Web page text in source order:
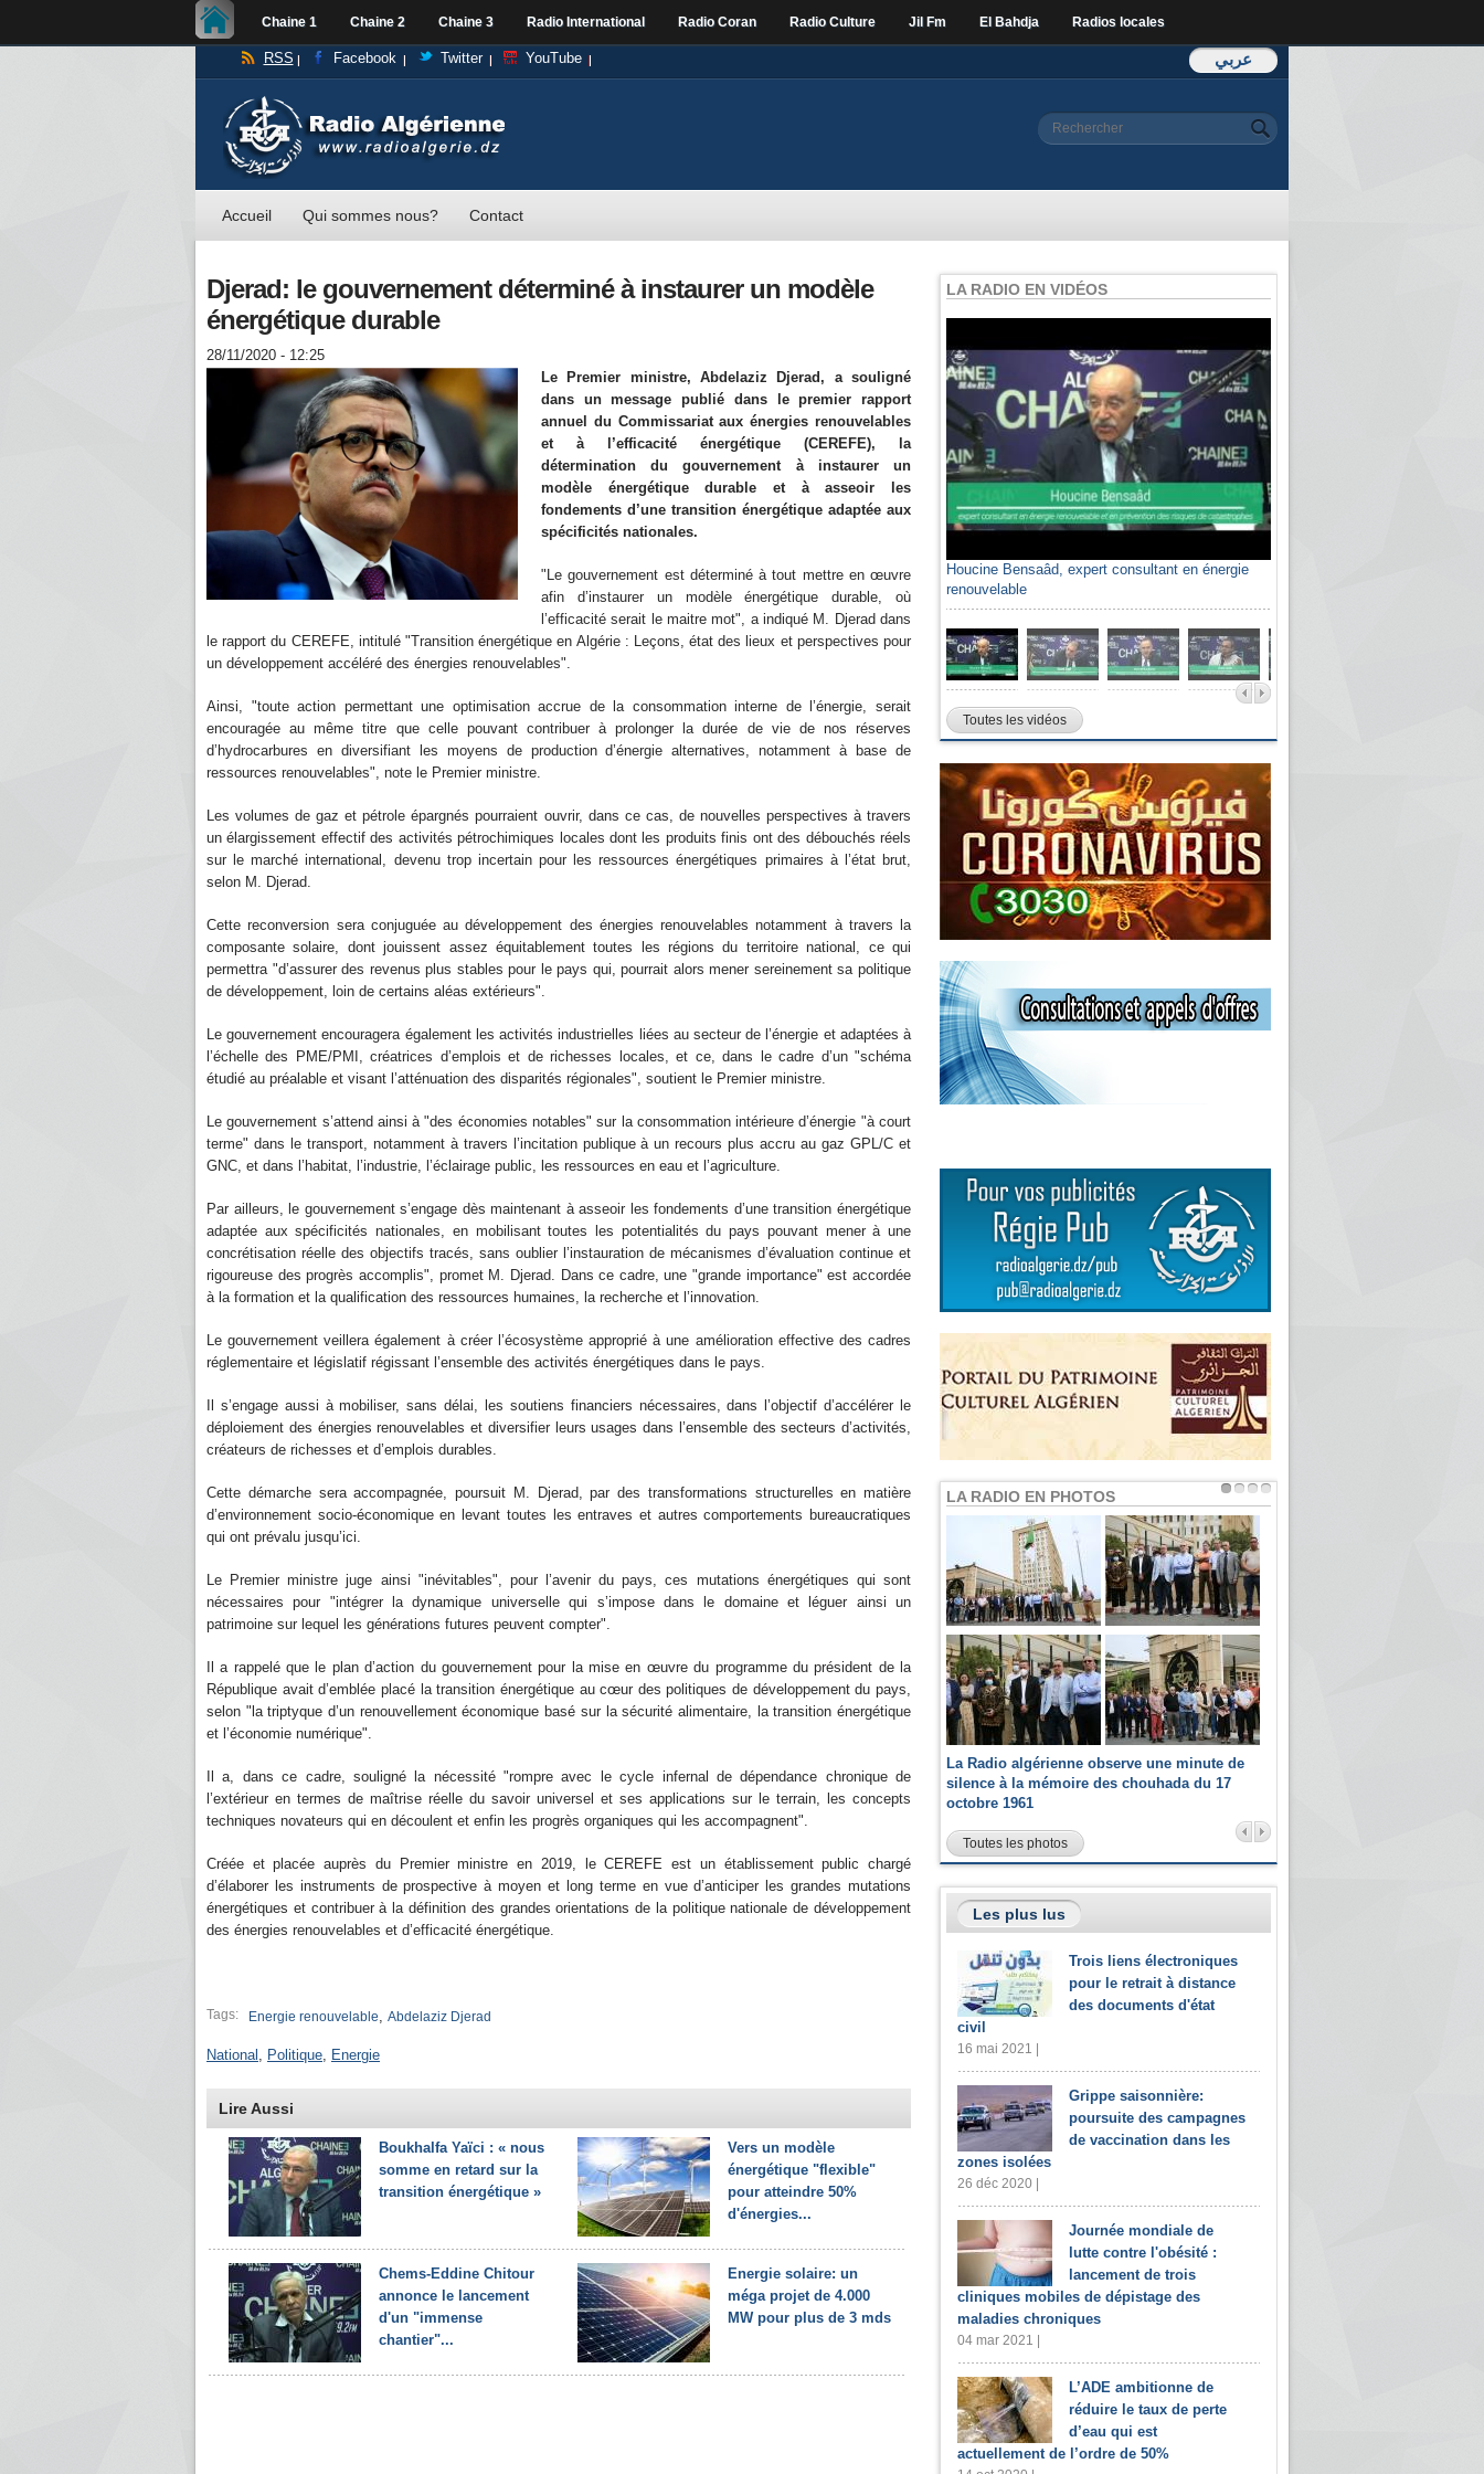
Chaine 1 Chaine 2 Chaine 3 Radio International Radio Coran Radio Culture Jil Fm El Bahdja Radios locales
عربي RSS Facebook Twitter YouTube
Formulaire de
Rechercher
Accueil Qui sommes nous? Contact
Djerad: le gouvernement déterminé à instaurer un modèle
énergétique durable
28/11/2020 - 12:25
Le Premier ministre, Abdelaziz Djerad, a souligné
dans un message publié dans le premier rapport
annuel du Commissariat aux énergies renouvelables
et à l’efficacité énergétique (CEREFE), la
détermination du gouvernement à instaurer un
modèle énergétique durable et à asseoir les
fondements d’une transition énergétique adaptée aux
spécificités nationales.
"Le gouvernement est déterminé à tout mettre en œuvre
afin d’instaurer un modèle énergétique durable, où
l’efficacité serait le maitre mot", a indiqué M. Djerad dans
le rapport du CEREFE, intitulé "Transition énergétique en Algérie : Leçons, état des lieux et perspectives pour
un développement accéléré des énergies renouvelables".
Ainsi, "toute action permettant une optimisation accrue de la consommation interne de l’énergie, serait
encouragée au même titre que celle pouvant contribuer à prolonger la durée de vie de nos réserves
d’hydrocarbures en diversifiant les moyens de production d’énergie alternatives, notamment à base de
ressources renouvelables", note le Premier ministre.
Les volumes de gaz et pétrole épargnés pourraient ouvrir, dans ce cas, de nouvelles perspectives à travers
un élargissement effectif des activités pétrochimiques locales dont les produits finis ont des débouchés réels
sur le marché international, devenu trop incertain pour les ressources énergétiques primaires à l’état brut,
selon M. Djerad.
Cette reconversion sera conjuguée au développement des énergies renouvelables notamment à travers la
composante solaire, dont jouissent assez équitablement toutes les régions du territoire national, ce qui
permettra "d’assurer des revenus plus stables pour le pays qui, pourrait alors mener sereinement sa politique
de développement, loin de certains aléas extérieurs".
Le gouvernement encouragera également les activités industrielles liées au secteur de l’énergie et adaptées à
l’échelle des PME/PMI, créatrices d’emplois et de richesses locales, et ce, dans le cadre d’un "schéma
étudié au préalable et visant l’atténuation des disparités régionales", soutient le Premier ministre.
Le gouvernement s’attend ainsi à "des économies notables" sur la consommation intérieure d’énergie "à court
terme" dans le transport, notamment à travers l’incitation publique à un recours plus accru au gaz GPL/C et
GNC, et dans l’habitat, l’industrie, l’éclairage public, les ressources en eau et l’agriculture.
Par ailleurs, le gouvernement s’engage dès maintenant à asseoir les fondements d’une transition énergétique
adaptée aux spécificités nationales, en mobilisant toutes les potentialités du pays pouvant mener à une
concrétisation réelle des objectifs tracés, sans oublier l’instauration de mécanismes d’évaluation continue et
rigoureuse des progrès accomplis", promet M. Djerad. Dans ce cadre, une "grande importance" est accordée
à la formation et la qualification des ressources humaines, la recherche et l’innovation.
Le gouvernement veillera également à créer l’écosystème approprié à une amélioration effective des cadres
réglementaire et législatif régissant l’ensemble des activités énergétiques dans le pays.
Il s’engage aussi à mobiliser, sans délai, les soutiens financiers nécessaires, dans l’objectif d’accélérer le
déploiement des énergies renouvelables et diversifier leurs usages dans l’ensemble des secteurs d’activités,
créateurs de richesses et d’emplois durables.
Cette démarche sera accompagnée, poursuit M. Djerad, par des transformations structurelles en matière
d’environnement socio-économique en levant toutes les entraves et autres comportements bureaucratiques
qui ont prévalu jusqu’ici.
Le Premier ministre juge ainsi "inévitables", pour l’avenir du pays, ces mutations énergétiques qui sont
nécessaires pour "intégrer la dynamique universelle qui s’impose dans le domaine et léguer ainsi un
patrimoine sur lequel les générations futures peuvent compter".
Il a rappelé que le plan d’action du gouvernement pour la mise en œuvre du programme du président de la
République avait d’emblée placé la transition énergétique au cœur des politiques de développement du pays,
selon "la triptyque d’un renouvellement économique basé sur la sécurité alimentaire, la transition énergétique
et l’économie numérique".
Il a, dans ce cadre, souligné la nécessité "rompre avec le cycle infernal de dépendance chronique de
l’extérieur en termes de maîtrise réelle du savoir universel et ses applications sur le terrain, les concepts
techniques novateurs qui en découlent et enfin les progrès organiques qui les accompagnent".
Créée et placée auprès du Premier ministre en 2019, le CEREFE est un établissement public chargé
d’élaborer les instruments de prospective à moyen et long terme en vue d’anticiper les grandes mutations
énergétiques et contribuer à la définition des grandes orientations de la politique nationale de développement
des énergies renouvelables et d’efficacité énergétique.
Tags: Energie renouvelable, Abdelaziz Djerad
National , Politique, Energie
Lire Aussi
Boukhalfa Yaïci : « nous
somme en retard sur la
transition énergétique »
Vers un modèle
énergétique "flexible"
pour atteindre 50%
d'énergies...
Chems-Eddine Chitour
annonce le lancement
d'un "immense
chantier"...
Energie solaire: un
méga projet de 4.000
MW pour plus de 3 mds
LA RADIO EN VIDÉOS
Houcine Bensaâd, expert consultant en énergie
renouvelable
Toutes les vidéos
LA RADIO EN PHOTOS
La Radio algérienne observe une minute de
silence à la mémoire des chouhada du 17
octobre 1961
Toutes les photos
Les plus lus
Trois liens électroniques
pour le retrait à distance
des documents d'état
civil
16 mai 2021 |
Grippe saisonnière:
poursuite des campagnes
de vaccination dans les
zones isolées
26 déc 2020 |
Journée mondiale de
lutte contre l'obésité :
lancement de trois
cliniques mobiles de dépistage des
maladies chroniques
04 mar 2021 |
L’ADE ambitionne de
réduire le taux de perte
d’eau qui est
actuellement de l’ordre de 50%